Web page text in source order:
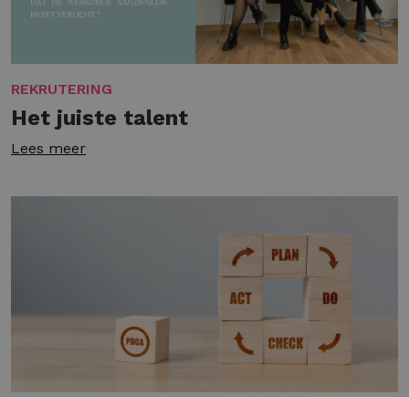
REKRUTERING
Het juiste talent
Lees meer